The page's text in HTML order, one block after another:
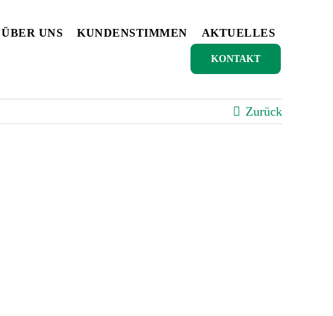
ÜBER UNS KUNDENSTIMMEN AKTUELLES
KONTAKT
Zurück